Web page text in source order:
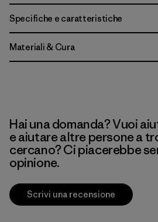
Specifiche e caratteristiche
Materiali & Cura
Hai una domanda? Vuoi
e aiutare altre persone a
cercano? Ci piacerebbe
opinione.
Scrivi una recensione